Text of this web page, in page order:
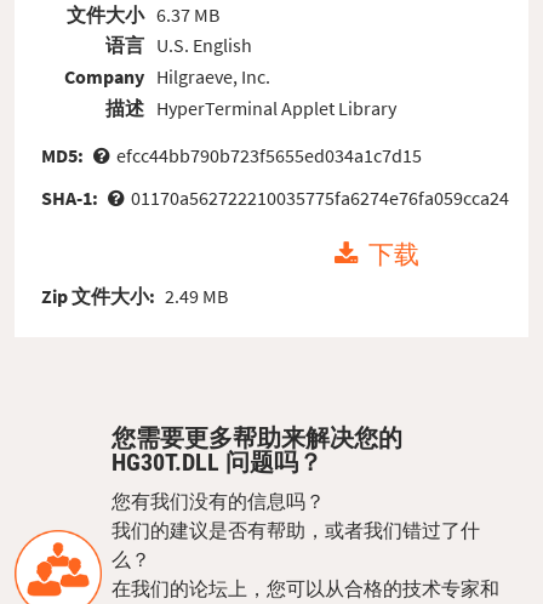
文件大小
语言
Company
描述
6.37 MB
U.S. English
Hilgraeve, Inc.
HyperTerminal Applet Library
MD5:
efcc44bb790b723f5655ed034a1c7d15
SHA-1:
01170a562722210035775fa6274e76fa059cca24
下载
Zip 文件大小: 2.49 MB
您需要更多帮助来解决您的
HG30T.DLL 问题吗？
您有我们没有的信息吗？
我们的建议是否有帮助，或者我们错过了什
么？
在我们的论坛上，您可以从合格的技术专家和